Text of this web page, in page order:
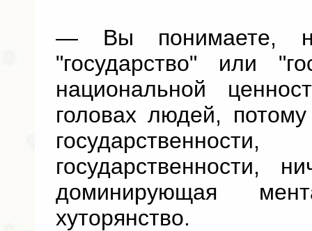
— Вы понимаете,
"государство" или
национальной
головах людей,
государственности,
доминирующая
хуторянство.